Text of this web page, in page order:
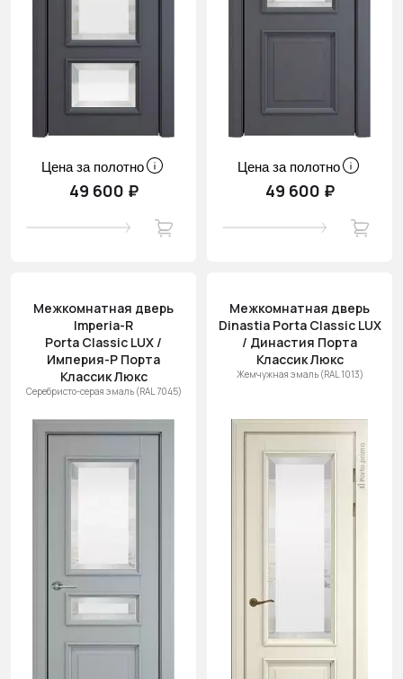
Цена за полотно
49 600 ₽
Цена за полотно
49 600 ₽
Межкомнатная дверь
Imperia-R
Porta Classic LUX /
Империя-Р Порта
Классик Люкс
Серебристо-серая эмаль (RAL 7045)
Межкомнатная дверь
Dinastia Porta Classic LUX
/ Династия Порта
Классик Люкс
Жемчужная эмаль (RAL 1013)